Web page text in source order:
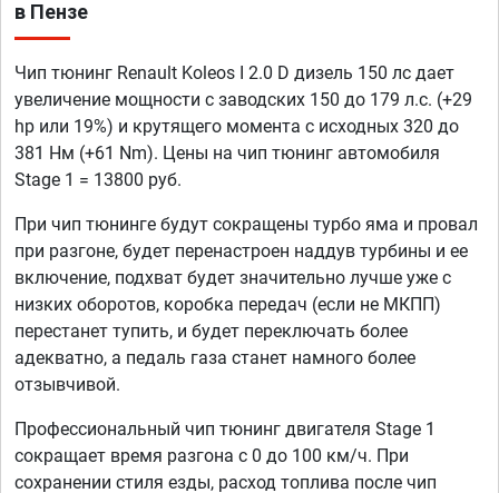
в Пензе
Чип тюнинг Renault Koleos I 2.0 D дизель 150 лс дает
увеличение мощности с заводских 150 до 179 л.с. (+29
hp или 19%) и крутящего момента с исходных 320 до
381 Нм (+61 Nm). Цены на чип тюнинг автомобиля
Stage 1 = 13800 руб.
При чип тюнинге будут сокращены турбо яма и провал
при разгоне, будет перенастроен наддув турбины и ее
включение, подхват будет значительно лучше уже с
низких оборотов, коробка передач (если не МКПП)
перестанет тупить, и будет переключать более
адекватно, а педаль газа станет намного более
отзывчивой.
Профессиональный чип тюнинг двигателя Stage 1
сокращает время разгона с 0 до 100 км/ч. При
сохранении стиля езды, расход топлива после чип